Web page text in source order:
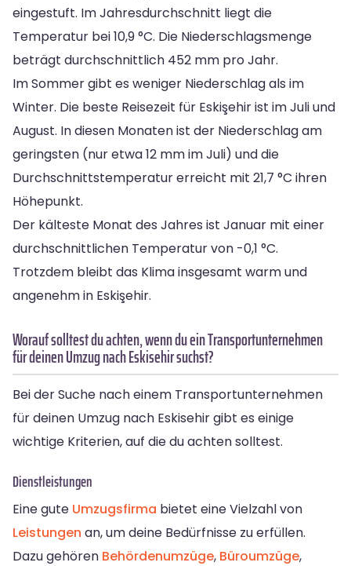
eingestuft. Im Jahresdurchschnitt liegt die
Temperatur bei 10,9 °C. Die Niederschlagsmenge
beträgt durchschnittlich 452 mm pro Jahr.
Im Sommer gibt es weniger Niederschlag als im
Winter. Die beste Reisezeit für Eskişehir ist im Juli und
August. In diesen Monaten ist der Niederschlag am
geringsten (nur etwa 12 mm im Juli) und die
Durchschnittstemperatur erreicht mit 21,7 °C ihren
Höhepunkt.
Der kälteste Monat des Jahres ist Januar mit einer
durchschnittlichen Temperatur von -0,1 °C.
Trotzdem bleibt das Klima insgesamt warm und
angenehm in Eskişehir.
Worauf solltest du achten, wenn du ein Transportunternehmen
für deinen Umzug nach Eskisehir suchst?
Bei der Suche nach einem Transportunternehmen
für deinen Umzug nach Eskisehir gibt es einige
wichtige Kriterien, auf die du achten solltest.
Dienstleistungen
Eine gute Umzugsfirma bietet eine Vielzahl von
Leistungen an, um deine Bedürfnisse zu erfüllen.
Dazu gehören Behördenumzüge, Büroumzüge,